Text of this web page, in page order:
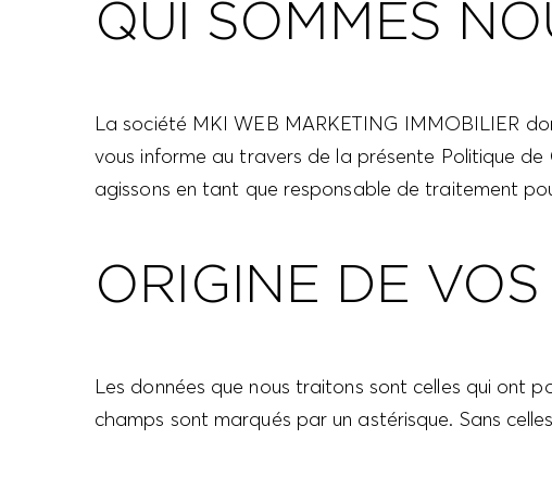
QUI SOMMES
La société MKI WEB MARKETING IMMOBILIER
vous informe au travers de la présente Politique
agissons en tant que responsable de traitement
ORIGINE DE
Les données que nous traitons sont celles qui ont
champs sont marqués par un astérisque. Sans